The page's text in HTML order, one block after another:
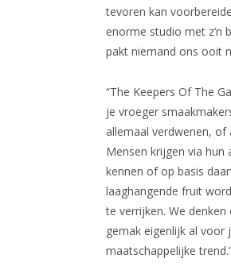
tevoren kan
enorme studio met z’n
pakt niemand ons ooit
“The Keepers Of The
je vroeger
allemaal verdwenen, of
Mensen krijgen via
kennen of op basis
laaghangende fruit
te verrijken. We
gemak eigenlijk al voor
maatschappelijke